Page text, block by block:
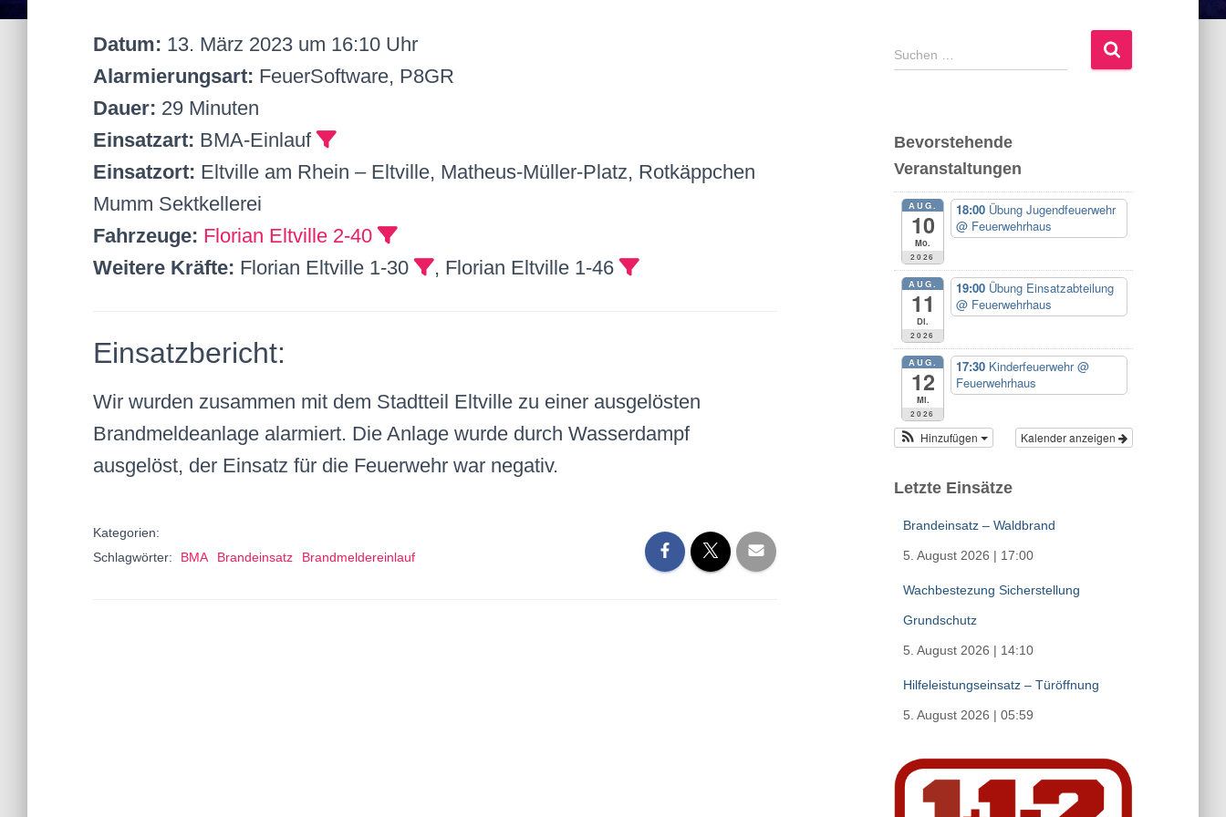
Datum: 13. März 2023 um 16:10 Uhr
Alarmierungsart: FeuerSoftware, P8GR
Dauer: 29 Minuten
Einsatzart: BMA-Einlauf
Einsatzort: Eltville am Rhein – Eltville, Matheus-Müller-Platz, Rotkäppchen
Mumm Sektkellerei
Fahrzeuge: Florian Eltville 2-40
Weitere Kräfte: Florian Eltville 1-30 , Florian Eltville 1-46
Einsatzbericht:
Wir wurden zusammen mit dem Stadtteil Eltville zu einer ausgelösten
Brandmeldeanlage alarmiert. Die Anlage wurde durch Wasserdampf
ausgelöst, der Einsatz für die Feuerwehr war negativ.
Kategorien:
Schlagwörter:
BMA Brandeinsatz Brandmeldereinlauf
S
u
n
n
Suchen …
Bevorstehende
Veranstaltungen
AUG.
10
Mo.
2026
18:00 Übung Jugendfeuerwehr
@ Feuerwehrhaus
AUG.
11
Di.
2026
19:00 Übung Einsatzabteilung
@ Feuerwehrhaus
AUG.
12
Mi.
2026
17:30 Kinderfeuerwehr@
Feuerwehrhaus
Kalender anzeigen
Hinzufügen
Letzte Einsätze
Brandeinsatz – Waldbrand
5. August 2026 | 17:00
Wachbestezung Sicherstellung
Grundschutz
5. August 2026 | 14:10
Hilfeleistungseinsatz – Türöffnung
5. August 2026 | 05:59